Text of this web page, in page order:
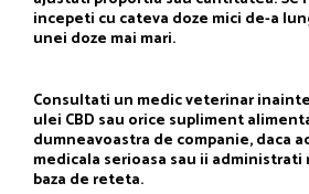
incepeti cu cateva doze mici de-a
unei doze mai mari.
Consultati un medic veterinar
ulei CBD sau orice supliment
dumneavoastra de companie, daca
medicala serioasa sau ii
baza de reteta.